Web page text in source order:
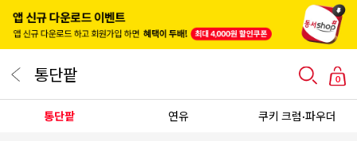
통단팥 0
통단팥 연유 쿠키 크럼·파우더